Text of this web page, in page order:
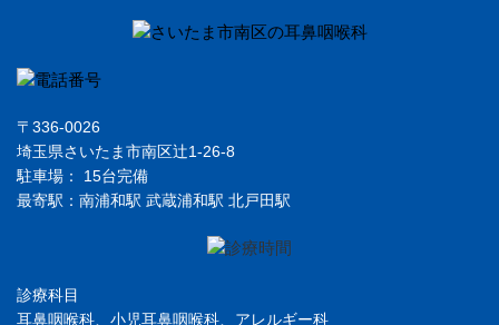
〒336-0026
埼玉県さいたま市南区辻1-26-8
駐車場： 15台完備
最寄駅：南浦和駅 武蔵浦和駅 北戸田駅
診療科目
耳鼻咽喉科、小児耳鼻咽喉科、アレルギー科